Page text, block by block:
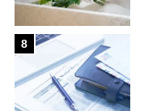
8